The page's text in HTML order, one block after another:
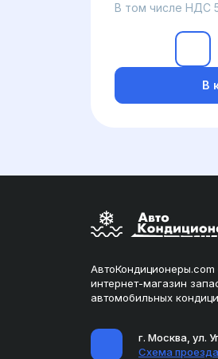
В том числе НДС
В
интернет-магазин
автомобильных
г. Москва, ул.
Схема проезда